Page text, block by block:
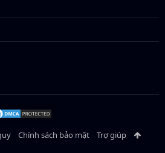
Chính sách bảo mật Trợ giúp